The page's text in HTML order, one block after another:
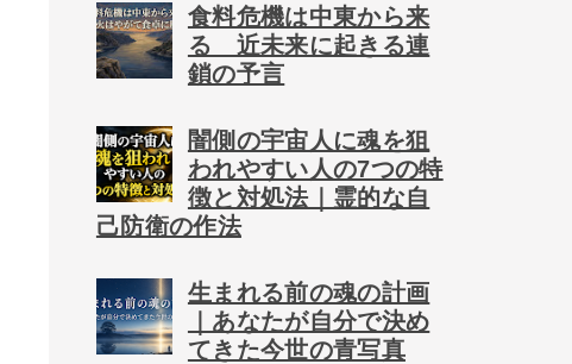
食料危機は中東から来
る 近未来に起きる連
鎖の予言
闇側の宇宙人に魂を狙
われやすい人の7つの特
徴と対処法｜霊的な自
己防衛の作法
生まれる前の魂の計画
｜あなたが自分で決め
てきた今世の青写真